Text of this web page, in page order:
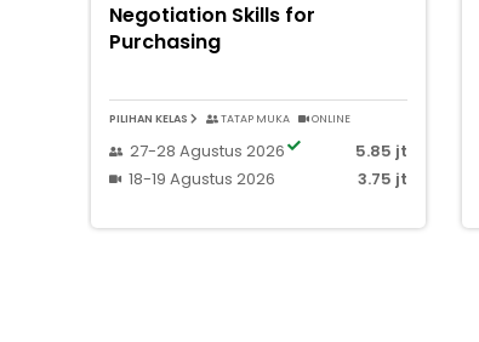
Negotiation Skills for
Purchasing
PILIHAN KELAS TATAP MUKA ONLINE
27-28 Agustus 2026
5.85 jt
18-19 Agustus 2026
3.75 jt